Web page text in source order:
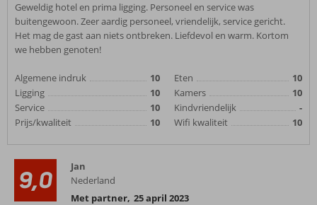
Geweldig hotel en prima ligging. Personeel en service was
buitengewoon. Zeer aardig personeel, vriendelijk, service gericht.
Het mag de gast aan niets ontbreken. Liefdevol en warm. Kortom
we hebben genoten!
Algemene indruk
10
Ligging
10
Service
10
Prijs/kwaliteit
10
Eten
10
Kamers
10
Kindvriendelijk
-
Wifi kwaliteit
10
9,0
Jan
Nederland
Met partner, 25 april 2023